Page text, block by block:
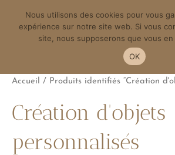
Accueil / Produits identifiés “Création
Création d'objets
personnalisés
Nous utilisons des cookies pour vous
expérience sur notre site web. Si vous
site, nous supposerons que vous
OK